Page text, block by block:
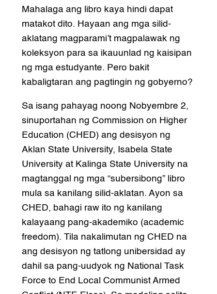
Mahalaga ang libro kaya hindi dapat
matakot dito. Hayaan ang mga silid-
aklatang magparami’t magpalawak ng
koleksyon para sa ikauunlad ng kaisipan
ng mga estudyante. Pero bakit
kabaligtaran ang pagtingin ng gobyerno?
Sa isang pahayag noong Nobyembre 2,
sinuportahan ng Commission on Higher
Education (CHED) ang desisyon ng
Aklan State University, Isabela State
University at Kalinga State University na
magtanggal ng mga “subersibong” libro
mula sa kanilang silid-aklatan. Ayon sa
CHED, bahagi raw ito ng kanilang
kalayaang pang-akademiko (academic
freedom). Tila nakalimutan ng CHED na
ang desisyon ng tatlong unibersidad ay
dahil sa pang-uudyok ng National Task
Force to End Local Communist Armed